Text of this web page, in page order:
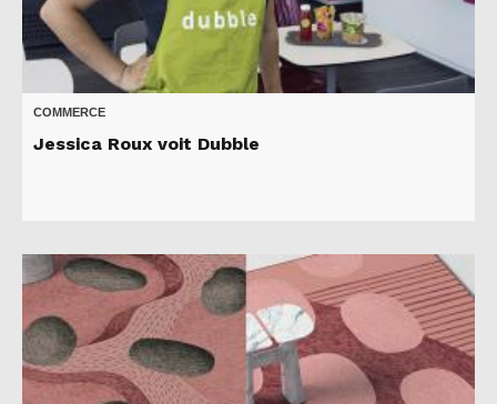
COMMERCE
Jessica Roux voit Dubble